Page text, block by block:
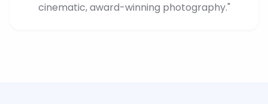
cinematic, award-winning photography."